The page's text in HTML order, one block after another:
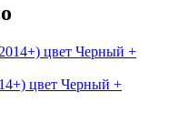
цвет Черный +